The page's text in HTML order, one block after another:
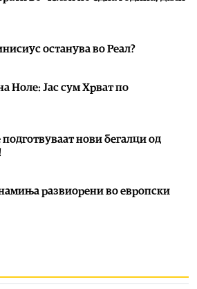
останува во Реал?
Ноле: Јас сум Хрват по
подготвуваат нови бегалци од
развиорени во европски